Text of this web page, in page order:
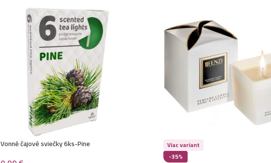
Vonné čajové sviečky 6ks-Pine
-35%
Viac variant